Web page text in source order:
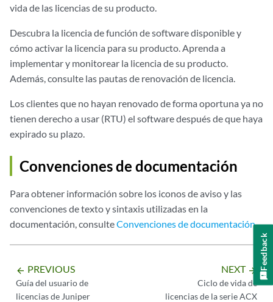
vida de las licencias de su producto.
Descubra la licencia de función de software disponible y
cómo activar la licencia para su producto. Aprenda a
implementar y monitorear la licencia de su producto.
Además, consulte las pautas de renovación de licencia.
Los clientes que no hayan renovado de forma oportuna ya no
tienen derecho a usar (RTU) el software después de que haya
expirado su plazo.
Convenciones de documentación
Para obtener información sobre los iconos de aviso y las
convenciones de texto y sintaxis utilizadas en la
documentación, consulteConvenciones de documentación.
arrow_backward PREVIOUS
Guía del usuario de
licencias de Juniper
NEXT arrow_forward
Ciclo de vida de
licencias de la serie ACX
Feedback